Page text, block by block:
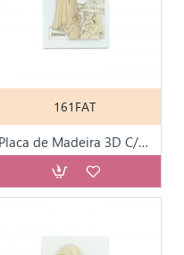
161FAT
Placa de Madeira 3D C/ Aparição de Fátima